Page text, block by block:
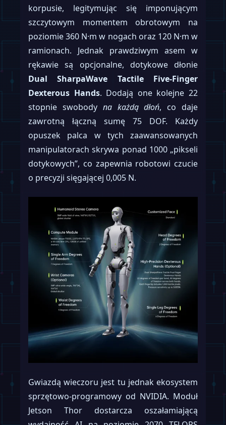
korpusie, legitymując się imponującym
szczytowym momentem obrotowym na
poziomie 360 N·m w nogach oraz 120 N·m w
ramionach. Jednak prawdziwym asem w
rękawie są opcjonalne, dotykowe dłonie
Dual SharpaWave Tactile Five-Finger
Dexterous Hands. Dodają one kolejne 22
stopnie swobody na każdą dłoń, co daje
zawrotną łączną sumę 75 DOF. Każdy
opuszek palca w tych zaawansowanych
manipulatorach skrywa ponad 1000 „pikseli
dotykowych”, co zapewnia robotowi czucie
o precyzji sięgającej 0,005 N.
Gwiazdą wieczoru jest tu jednak ekosystem
sprzętowo-programowy od NVIDIA. Moduł
Jetson Thor dostarcza oszałamiającą